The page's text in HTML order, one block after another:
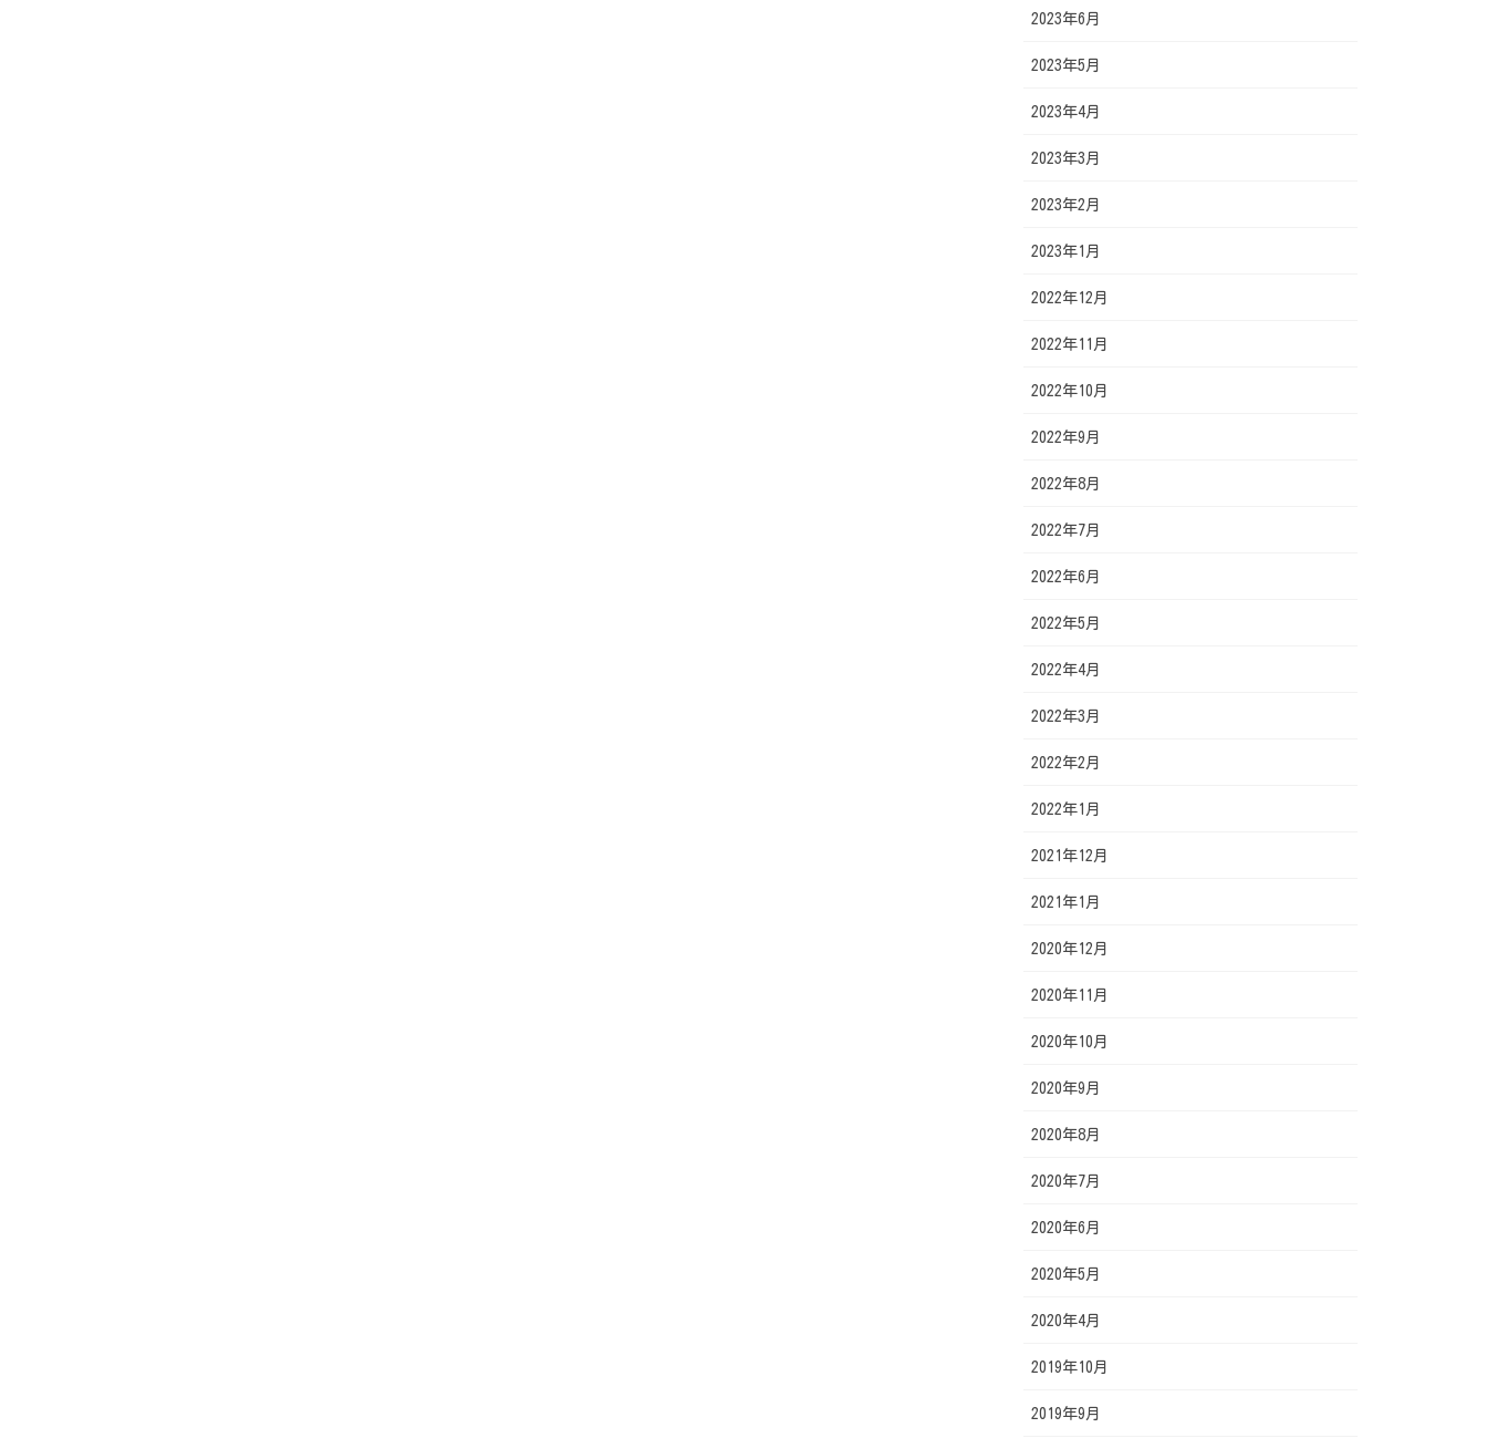
2023年6月
2023年5月
2023年4月
2023年3月
2023年2月
2023年1月
2022年12月
2022年11月
2022年10月
2022年9月
2022年8月
2022年7月
2022年6月
2022年5月
2022年4月
2022年3月
2022年2月
2022年1月
2021年12月
2021年1月
2020年12月
2020年11月
2020年10月
2020年9月
2020年8月
2020年7月
2020年6月
2020年5月
2020年4月
2019年10月
2019年9月